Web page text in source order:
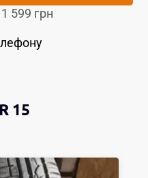
1 599 грн
R 15